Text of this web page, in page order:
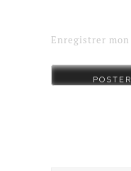
Enregistrer